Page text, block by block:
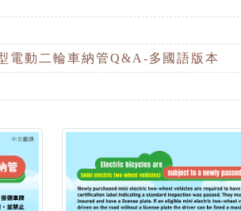
電動二輪車納管Q&A-多國語版本